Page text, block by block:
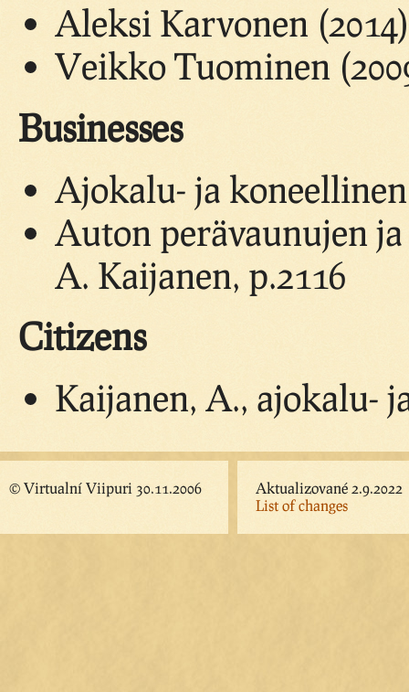
Aleksi Karvonen (2014)
Veikko Tuominen
Businesses
Ajokalu- ja
Auton perävaunujen
A. Kaijanen, p.2116
Citizens
Kaijanen, A., ajokalu-
© Virtualní Viipuri 30.11.2006
Aktualizované 2.9.2022
List of changes